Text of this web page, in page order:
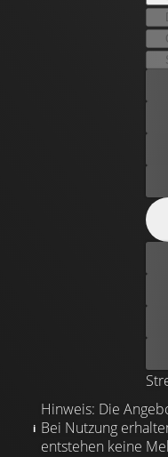
gehen mit
Lebenserfahrungen
Phase ihrer Karrieren.
Hinweis: Die
Bei Nutzung
entstehen keine